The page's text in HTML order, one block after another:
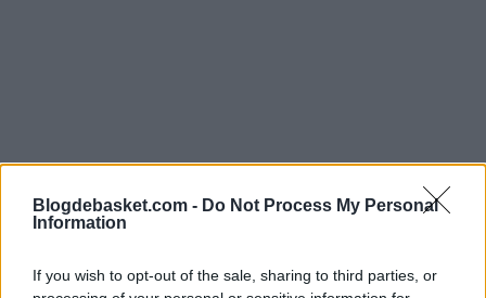
Blogdebasket.com - Do Not Process My Personal
Information
If you wish to opt-out of the sale, sharing to third parties, or